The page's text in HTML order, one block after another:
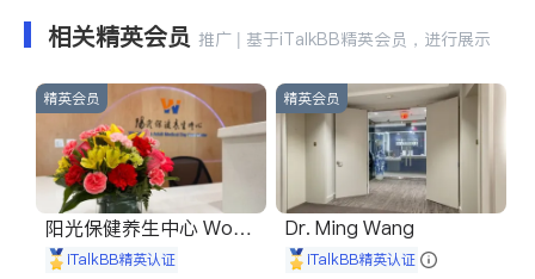
相关精英会员 推广 | 基于iTalkBB精英会员，进行展示
精英会员
阳光保健养生中心 World
shine
iTalkBB精英认证
精英会员
Dr. Ming Wang
iTalkBB精英认证